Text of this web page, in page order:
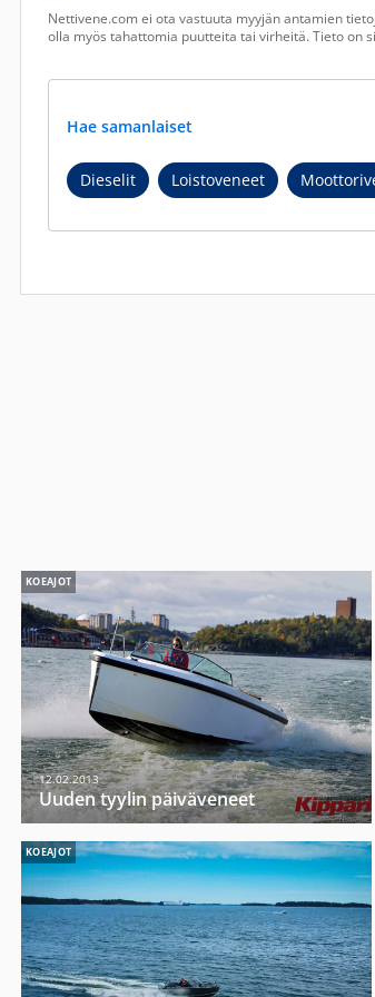
Nettivene.com ei ota vastuuta myyjän antamien
olla myös tahattomia puutteita tai virheitä. Tieto on
Hae samanlaiset
Dieselit Loistoveneet
KOEAJOT
12.02.2013
Uuden tyylin päiväveneet
KOEAJOT